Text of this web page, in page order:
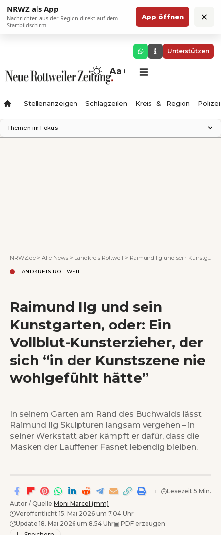
NRWZ als App
Nachrichten aus der Region direkt auf dem
Startbildschirm.
App öffnen ×
Unterstützen
Aa
Stellenanzeigen Schlagzeilen Kreis & Region Polizei
Themen im Fokus
NRWZ.de > Alle News > Landkreis Rottweil > Raimund Ilg und sein Kunstgarten, oder: Ein Vollblut-Kunsterzieher, der sich “in der Kunstszene nie wohlgefühlt hätte”
LANDKREIS ROTTWEIL
Raimund Ilg und sein
Kunstgarten, oder: Ein
Vollblut-Kunsterzieher, der
sich “in der Kunstszene nie
wohlgefühlt hätte”
In seinem Garten am Rand des Buchwalds lässt
Raimund Ilg Skulpturen langsam vergehen – in
seiner Werkstatt aber kämpft er dafür, dass die
Masken der Lauffener Fasnet lebendig bleiben.
Autor / Quelle:Moni Marcel (mm)
Veröffentlicht 15. Mai 2026 um 7.04 Uhr
Update 18. Mai 2026 um 8.54 Uhr▣ PDF erzeugen
Lesezeit 5 Min.